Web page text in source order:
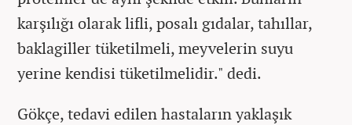
karşılığı olarak lifli, posalı gıdalar, tahıllar,
baklagiller tüketilmeli, meyvelerin suyu
yerine kendisi tüketilmelidir." dedi.
Gökçe, tedavi edilen hastaların yaklaşık